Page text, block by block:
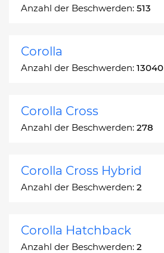
Anzahl der Beschwerden: 513
Corolla
Anzahl der Beschwerden: 13040
Corolla Cross
Anzahl der Beschwerden: 278
Corolla Cross Hybrid
Anzahl der Beschwerden: 2
Corolla Hatchback
Anzahl der Beschwerden: 2